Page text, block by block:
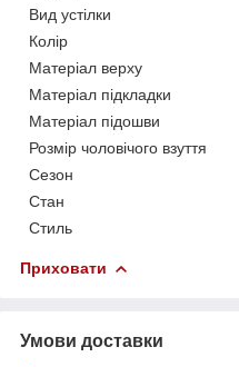
Вид устілки
Колір
Матеріал верху
Матеріал підкладки
Матеріал підошви
Розмір чоловічого взуття
Сезон
Стан
Стиль
Приховати
Умови доставки